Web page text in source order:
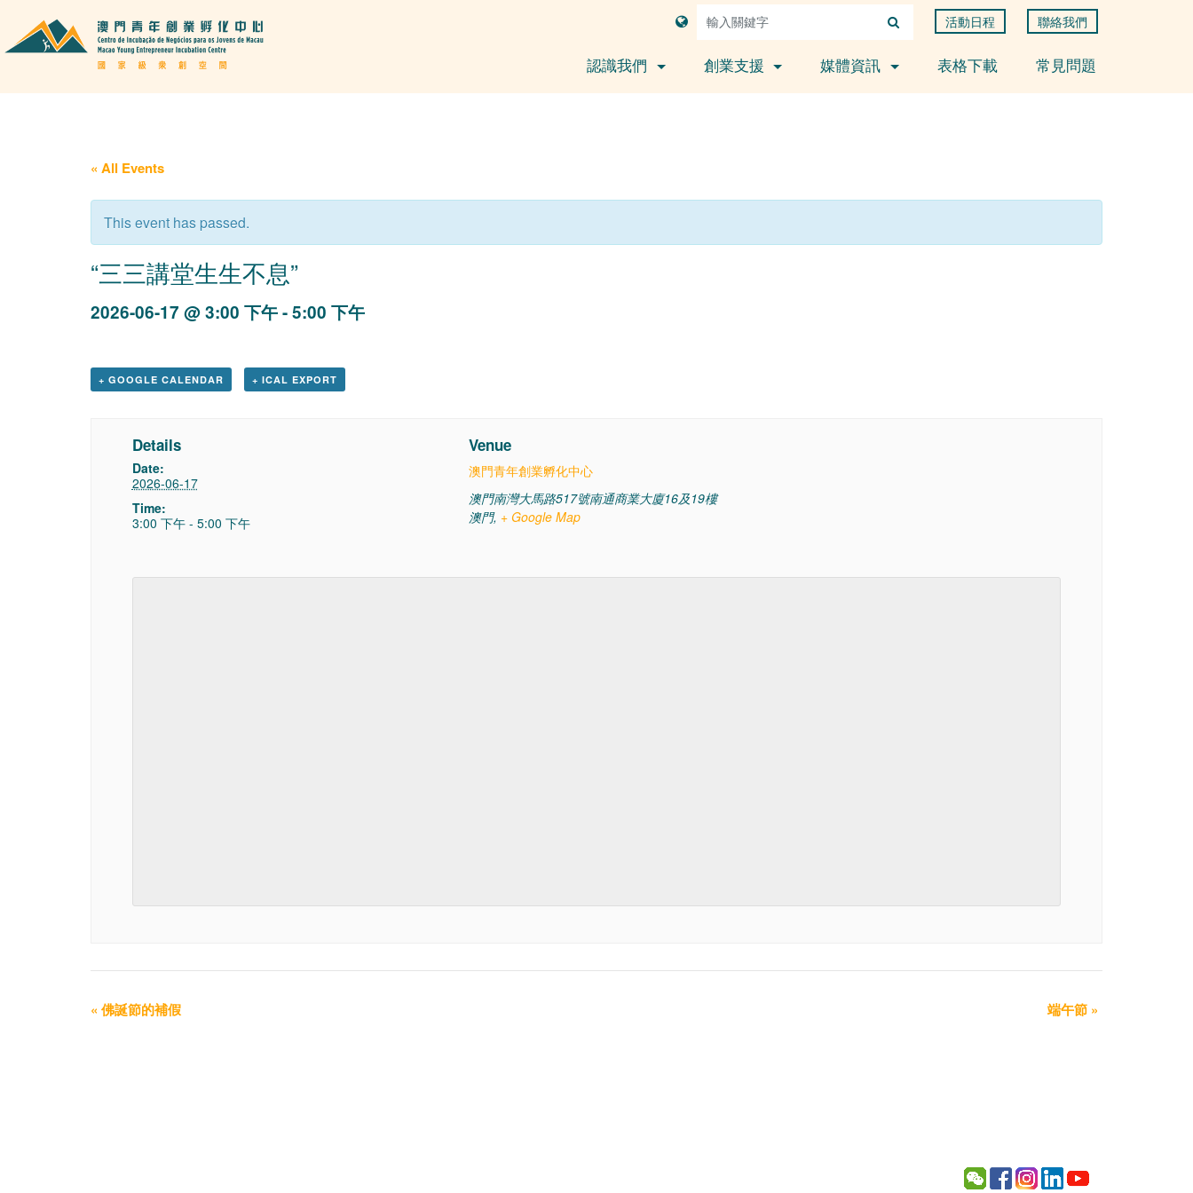
活動日程 聯絡我們
認識我們 創業支援 媒體資訊 表格下載 常見問題
« All Events
This event has passed.
“三三講堂生生不息”
2026-06-17 @ 3:00 下午-5:00 下午
+ GOOGLE CALENDAR + ICAL EXPORT
Details
Date:
2026-06-17
Time:
3:00 下午 - 5:00 下午
Venue
澳門青年創業孵化中心
澳門南灣大馬路517號南通商業大廈16及19樓
澳門, + Google Map
« 佛誕節的補假 端午節 »